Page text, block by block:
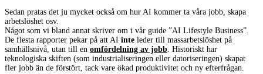
Sedan pratas det ju mycket också om hur AI kommer ta våra jobb, skapa
arbetslöshet osv.
Något som vi bland annat skriver om i vår guide ”AI Lifestyle Business”.
De flesta rapporter pekar på att AI inte leder till massarbetslöshet på
samhällsnivå, utan till en omfördelning av jobb. Historiskt har
teknologiska skiften (som industrialiseringen eller datoriseringen) skapat
fler jobb än de förstört, tack vare ökad produktivitet och ny efterfrågan.